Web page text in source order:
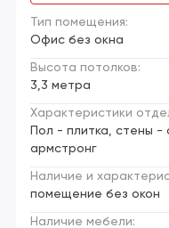
Тип помещения:
Офис без окна
Высота потолков:
3,3 метра
Характеристики
Пол - плитка, стены -
армстронг
Наличие и
помещение без окон
Наличие мебели: